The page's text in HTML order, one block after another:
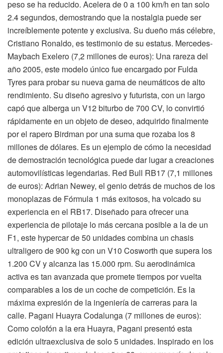
peso se ha reducido. Acelera de 0 a 100 km/h en tan solo
2.4 segundos, demostrando que la nostalgia puede ser
increíblemente potente y exclusiva. Su dueño más célebre,
Cristiano Ronaldo, es testimonio de su estatus. Mercedes-
Maybach Exelero (7,2 millones de euros): Una rareza del
año 2005, este modelo único fue encargado por Fulda
Tyres para probar su nueva gama de neumáticos de alto
rendimiento. Su diseño agresivo y futurista, con un largo
capó que alberga un V12 biturbo de 700 CV, lo convirtió
rápidamente en un objeto de deseo, adquirido finalmente
por el rapero Birdman por una suma que rozaba los 8
millones de dólares. Es un ejemplo de cómo la necesidad
de demostración tecnológica puede dar lugar a creaciones
automovilísticas legendarias. Red Bull RB17 (7,1 millones
de euros): Adrian Newey, el genio detrás de muchos de los
monoplazas de Fórmula 1 más exitosos, ha volcado su
experiencia en el RB17. Diseñado para ofrecer una
experiencia de pilotaje lo más cercana posible a la de un
F1, este hypercar de 50 unidades combina un chasis
ultraligero de 900 kg con un V10 Cosworth que supera los
1.200 CV y alcanza las 15.000 rpm. Su aerodinámica
activa es tan avanzada que promete tiempos por vuelta
comparables a los de un coche de competición. Es la
máxima expresión de la ingeniería de carreras para la
calle. Pagani Huayra Codalunga (7 millones de euros):
Como colofón a la era Huayra, Pagani presentó esta
edición ultraexclusiva de solo 5 unidades. Inspirado en los